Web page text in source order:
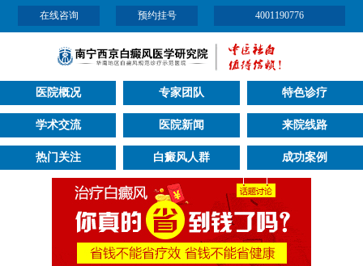
在线咨询 预约挂号 4001190776
医院概况 专家团队 特色诊疗
学术交流 医院新闻 来院线路
热门关注 白癜风人群 成功案例